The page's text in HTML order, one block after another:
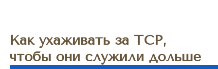
Как ухаживать за ТСР,
чтобы они служили дольше